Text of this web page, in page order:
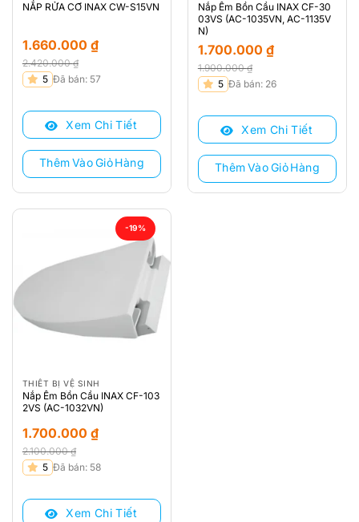
NẮP RỬA CƠ INAX CW-S15VN
2.420.000₫
Giá
là:
2.420.000 ₫.
1.660.000 ₫
Giá
tại
1.660.000 ₫.
5 Đã bán: 57
Xem Chi Tiết
Thêm Vào Giỏ Hàng
Nắp Êm Bồn Cầu INAX CF-30
03VS (AC-1035VN, AC-1135V
N)
1.900.000₫
Giá
là:
1.900.000 ₫.
1.700.000 ₫
Giá
tại
1.700.000 ₫.
5 Đã bán: 26
Xem Chi Tiết
Thêm Vào Giỏ Hàng
-19%
THIẾT BỊ VỆ SINH
Nắp Êm Bồn Cầu INAX CF-103
2VS (AC-1032VN)
2.100.000₫
Giá
là:
2.100.000 ₫.
1.700.000 ₫
Giá
tại
5 Đã bán: 58
Xem Chi Tiết